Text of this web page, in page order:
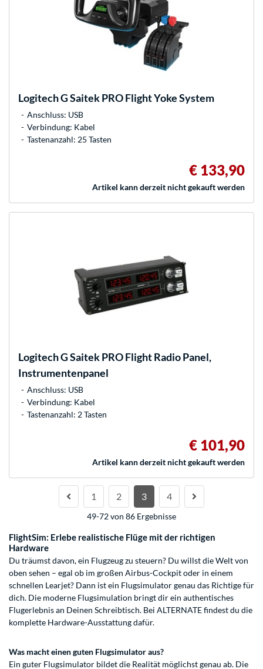
LogitechG Saitek PRO Flight Yoke System
Anschluss: USB
Verbindung: Kabel
Tastenanzahl: 25 Tasten
€ 133,90
Artikel kann derzeit nicht gekauft werden
LogitechG Saitek PRO Flight Radio Panel,
Instrumentenpanel
Anschluss: USB
Verbindung: Kabel
Tastenanzahl: 2 Tasten
€ 101,90
Artikel kann derzeit nicht gekauft werden
1 2 3 4
49-72 von 86 Ergebnisse
FlightSim: Erlebe realistische Flüge mit der richtigen
Hardware
Du träumst davon, ein Flugzeug zu steuern? Du willst die Welt von
oben sehen – egal ob im großen Airbus-Cockpit oder in einem
schnellen Learjet? Dann ist ein Flugsimulator genau das Richtige für
dich. Die moderne Flugsimulation bringt dir ein authentisches
Flugerlebnis an Deinen Schreibtisch. Bei ALTERNATE findest du die
komplette Hardware-Ausstattung dafür.
Was macht einen guten Flugsimulator aus?
Ein guter Flugsimulator bildet die Realität möglichst genau ab. Die